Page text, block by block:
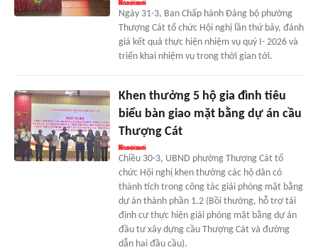
Ngày 31-3, Ban Chấp hành Đảng bộ phường
Thượng Cát tổ chức Hội nghị lần thứ bảy, đánh
giá kết quả thực hiện nhiệm vụ quý I- 2026 và
triển khai nhiệm vụ trong thời gian tới.
Khen thưởng 5 hộ gia đình tiêu
biểu bàn giao mặt bằng dự án cầu
Thượng Cát
Chiều 30-3, UBND phường Thượng Cát tổ
chức Hội nghị khen thưởng các hộ dân có
thành tích trong công tác giải phóng mặt bằng
dự án thành phần 1.2 (Bồi thường, hỗ trợ tái
định cư thực hiện giải phóng mặt bằng dự án
đầu tư xây dựng cầu Thượng Cát và đường
dẫn hai đầu cầu).